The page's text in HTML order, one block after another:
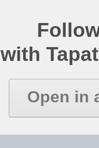
with
Open in